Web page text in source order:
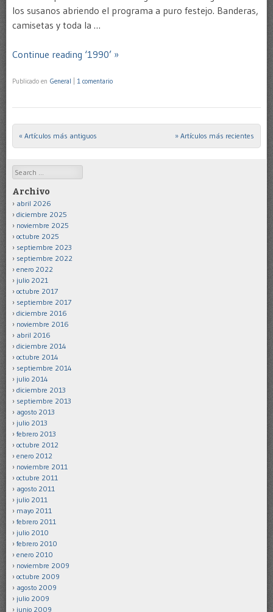
los susanos abriendo el programa a puro festejo. Banderas,
camisetas y toda la …
Continue reading ‘1990’ »
Publicado en General 1 comentario
Post navigation
« Artículos más antiguos » Artículos más recientes
Search
Archivo
abril 2026
diciembre 2025
noviembre 2025
octubre 2025
septiembre 2023
septiembre 2022
enero 2022
julio 2021
octubre 2017
septiembre 2017
diciembre 2016
noviembre 2016
abril 2016
diciembre 2014
octubre 2014
septiembre 2014
julio 2014
diciembre 2013
septiembre 2013
agosto 2013
julio 2013
febrero 2013
octubre 2012
enero 2012
noviembre 2011
octubre 2011
agosto 2011
julio 2011
mayo 2011
febrero 2011
julio 2010
febrero 2010
enero 2010
noviembre 2009
octubre 2009
agosto 2009
julio 2009
junio 2009